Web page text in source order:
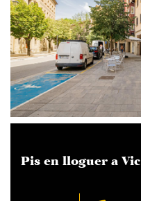
Pis en lloguer a Vic